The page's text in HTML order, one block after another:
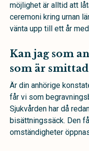
möjlighet är alltid att
ceremoni kring urnan
vänta upp till ett år
Kan jag som
som är smittad
Är din anhörige
får vi som
Sjukvården har då
bisättningssäck. Den
omständigheter